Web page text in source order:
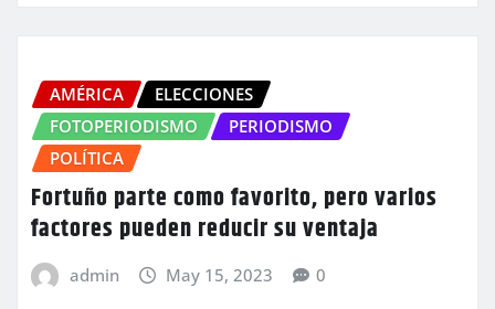
AMÉRICA
ELECCIONES
FOTOPERIODISMO
PERIODISMO
POLÍTICA
Fortuño parte como favorito, pero varios
factores pueden reducir su ventaja
admin May 15, 2023 0